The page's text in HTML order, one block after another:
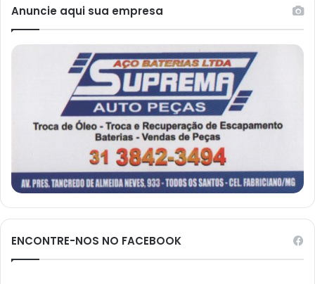
Anuncie aqui sua empresa
ENCONTRE-NOS NO FACEBOOK